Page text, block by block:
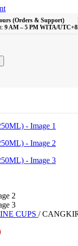
(Orders & Support)
9 AM – 5 PM WITA/UTC+8
CUPS /